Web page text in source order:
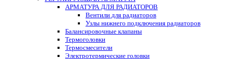
АРМАТУРА ДЛЯ РАДИАТОРОВ
Вентили для радиаторов
Узлы нижнего подключения радиаторов
Балансировочные клапаны
Термоголовки
Термосмесители
Электротермические головки